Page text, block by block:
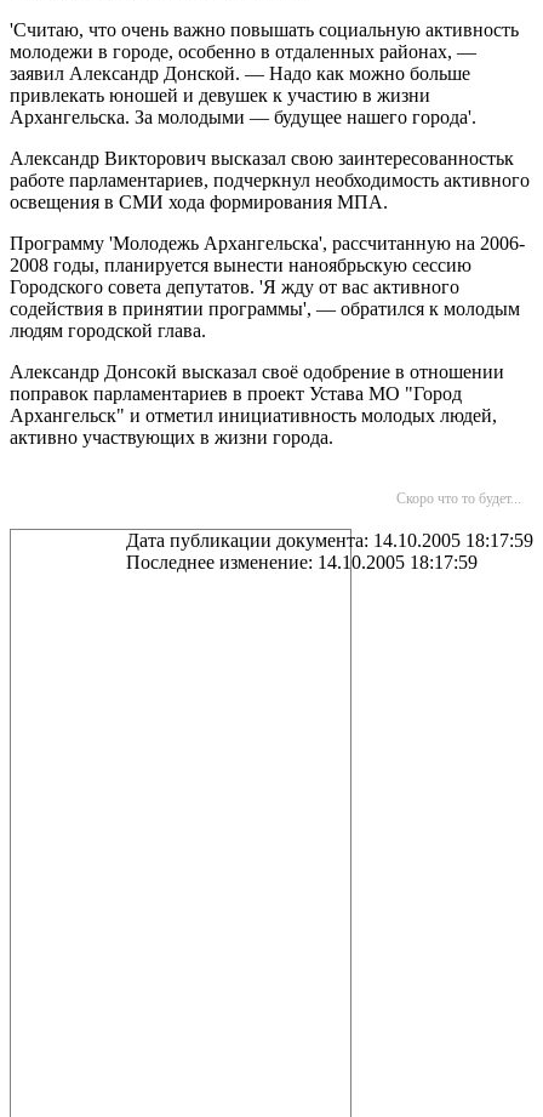
'Считаю, что очень важно повышать социальную активность
молодежи в городе, особенно в отдаленных районах, —
заявил Александр Донской. — Надо как можно больше
привлекать юношей и девушек к участию в жизни
Архангельска. За молодыми — будущее нашего города'.
Александр Викторович высказал свою заинтересованностьк
работе парламентариев, подчеркнул необходимость активного
освещения в СМИ хода формирования МПА.
Программу 'Молодежь Архангельска', рассчитанную на 2006-
2008 годы, планируется вынести наноябрьскую сессию
Городского совета депутатов. 'Я жду от вас активного
содействия в принятии программы', — обратился к молодым
людям городской глава.
Александр Донсокй высказал своё одобрение в отношении
поправок парламентариев в проект Устава МО "Город
Архангельск" и отметил инициативность молодых людей,
активно участвующих в жизни города.
Скоро что то будет...
Дата публикации документа: 14.10.2005 18:17:59
Последнее изменение: 14.10.2005 18:17:59